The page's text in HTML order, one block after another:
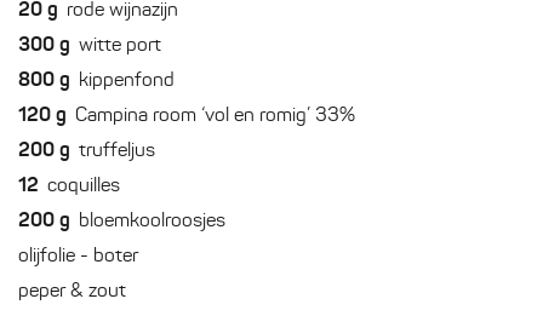
20 g rode wijnazijn
300 g witte port
800 g kippenfond
120 g Campina room ‘vol en romig’ 33%
200 g truffeljus
12 coquilles
200 g bloemkoolroosjes
olijfolie - boter
peper & zout